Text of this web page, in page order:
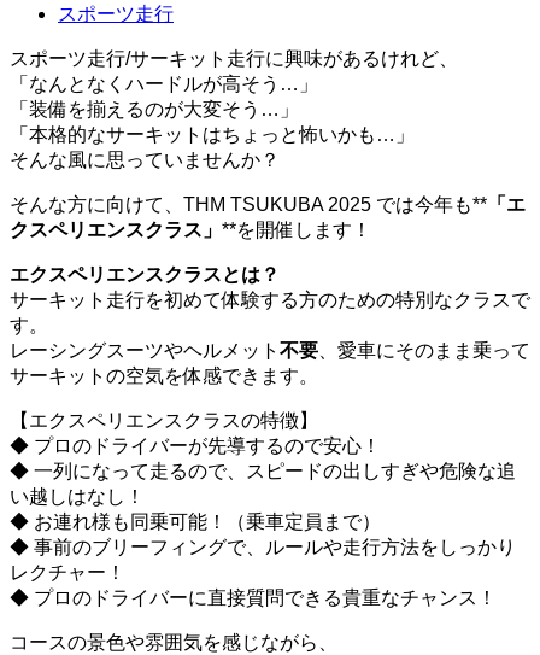
スポーツ走行
スポーツ走行/サーキット走行に興味があるけれど、
「なんとなくハードルが高そう…」
「装備を揃えるのが大変そう…」
「本格的なサーキットはちょっと怖いかも…」
そんな風に思っていませんか？
そんな方に向けて、THM TSUKUBA 2025 では今年も** 「エ
クスペリエンスクラス」 **を開催します！
エクスペリエンスクラスとは？
サーキット走行を初めて体験する方のための特別なクラスで
す。
レーシングスーツやヘルメット 不要 、愛車にそのまま乗って
サーキットの空気を体感できます。
【エクスペリエンスクラスの特徴】
◆ プロのドライバーが先導するので安心！
◆ 一列になって走るので、スピードの出しすぎや危険な追
い越しはなし！
◆ お連れ様も同乗可能！（乗車定員まで）
◆ 事前のブリーフィングで、ルールや走行方法をしっかり
レクチャー！
◆ プロのドライバーに直接質問できる貴重なチャンス！
コースの景色や雰囲気を感じながら、